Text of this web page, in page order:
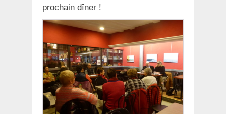
prochain dîner !